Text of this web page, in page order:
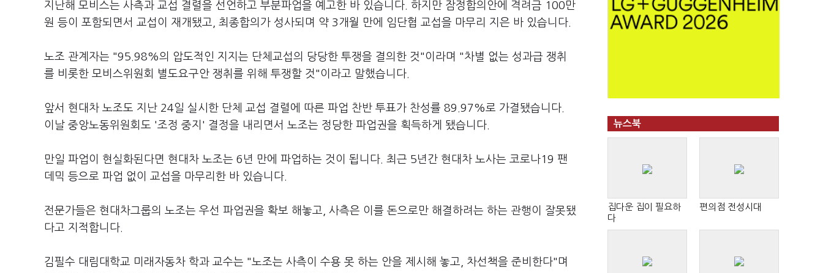
지난해 모비스는 사측과 교섭 결렬을 선언하고 부분파업을 예고한 바 있습니다. 하지만 잠정합의안에 격려금 100만
원 등이 포함되면서 교섭이 재개됐고, 최종합의가 성사되며 약 3개월 만에 임단협 교섭을 마무리 지은 바 있습니다.
노조 관계자는 "95.98%의 압도적인 지지는 단체교섭의 당당한 투쟁을 결의한 것"이라며 "차별 없는 성과급 쟁취
를 비롯한 모비스위원회 별도요구안 쟁취를 위해 투쟁할 것"이라고 말했습니다.
앞서 현대차 노조도 지난 24일 실시한 단체 교섭 결렬에 따른 파업 찬반 투표가 찬성률 89.97%로 가결됐습니다.
이날 중앙노동위원회도 '조정 중지' 결정을 내리면서 노조는 정당한 파업권을 획득하게 됐습니다.
만일 파업이 현실화된다면 현대차 노조는 6년 만에 파업하는 것이 됩니다. 최근 5년간 현대차 노사는 코로나19 팬
데믹 등으로 파업 없이 교섭을 마무리한 바 있습니다.
전문가들은 현대차그룹의 노조는 우선 파업권을 확보 해놓고, 사측은 이를 돈으로만 해결하려는 하는 관행이 잘못됐
다고 지적합니다.
김필수 대림대학교 미래자동차 학과 교수는 "노조는 사측이 수용 못 하는 안을 제시해 놓고, 차선책을 준비한다"며
뉴스북
집다운 집이 필요하
다
편의점 전성시대